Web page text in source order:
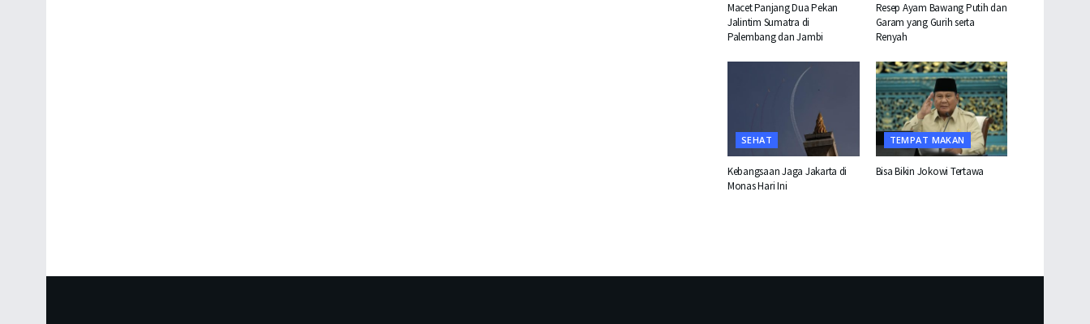
Macet Panjang Dua Pekan
Jalintim Sumatra di
Palembang dan Jambi
Resep Ayam Bawang Putih dan
Garam yang Gurih serta
Renyah
SEHAT
Kebangsaan Jaga Jakarta di
Monas Hari Ini
TEMPAT MAKAN
Bisa Bikin Jokowi Tertawa